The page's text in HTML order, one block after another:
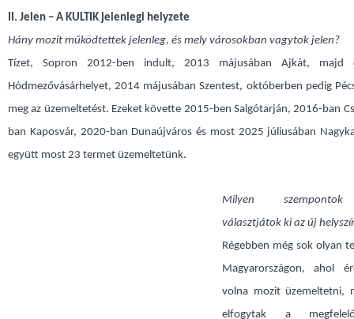
II. Jelen – A KULTIK jelenlegi helyzete
Hány mozit működtettek jelenleg, és mely városokban vagytok jelen?
Tízet, Sopron 2012-ben indult, 2013 májusában Ajkát, majd
Hódmezővásárhelyet, 2014 májusában Szentest, októberben pedig
meg az üzemeltetést. Ezeket követte 2015-ben Salgótarján, 2016-ban
ban Kaposvár, 2020-ban Dunaújváros és most 2025 júliusában
együtt most 23 termet üzemeltetünk.
Milyen
választjátok ki az új
Régebben még sok olyan
Magyarországon, ahol
volna mozit üzemeltetni,
elfogytak a